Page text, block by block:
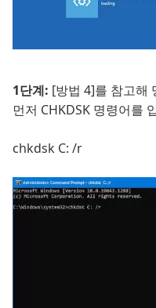
1단계: [방법 4]를 참고해
먼저 CHKDSK 명령어를
chkdsk C: /r